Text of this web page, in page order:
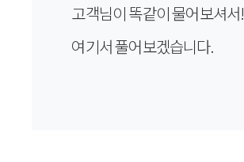
고객님이 똑같이 물어보셔서!
여기서 풀어보겠습니다.